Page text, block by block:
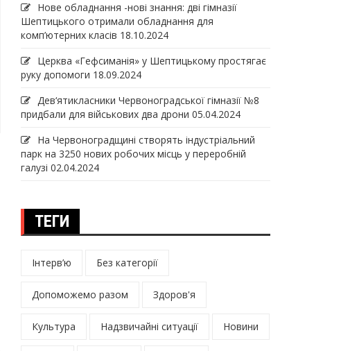
Нове обладнання -нові знання: дві гімназії
Шептицького отримали обладнання для
комп’ютерних класів 18.10.2024
Церква «Гефсиманія» у Шептицькому простягає
руку допомоги 18.09.2024
Дев‘ятикласники Червоноградської гімназії №8
придбали для військових два дрони 05.04.2024
На Червоноградщині створять індустріальний
парк на 3250 нових робочих місць у переробній
галузі 02.04.2024
ТЕГИ
Інтерв’ю Без категорії
Допоможемо разом Здоров'я
Культура Надзвичайні ситуації Новини